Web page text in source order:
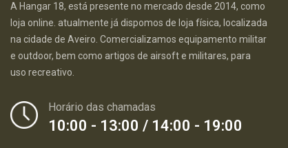
A Hangar 18, está presente no mercado desde 2014, como
loja online. atualmente já dispomos de loja física, localizada
na cidade de Aveiro. Comercializamos equipamento militar
e outdoor, bem como artigos de airsoft e militares, para
uso recreativo.
Horário das chamadas
10:00 - 13:00 / 14:00 - 19:00